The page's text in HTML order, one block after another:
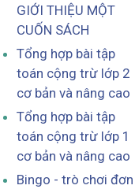
GIỚI THIỆU MỘT
CUỐN SÁCH
Tổng hợp bài tập
toán cộng trừ lớp 2
cơ bản và nâng cao
Tổng hợp bài tập
toán cộng trừ lớp 1
cơ bản và nâng cao
Bingo - trò chơi đơn